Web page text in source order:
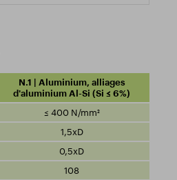
N.1 | Aluminium, alliages
d'aluminium Al-Si (Si ≤ 6%)
≤ 400 N/mm²
1,5xD
0,5xD
108